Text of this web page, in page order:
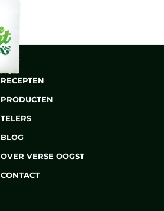
RECEPTEN
PRODUCTEN
TELERS
BLOG
OVER VERSE OOGST
CONTACT